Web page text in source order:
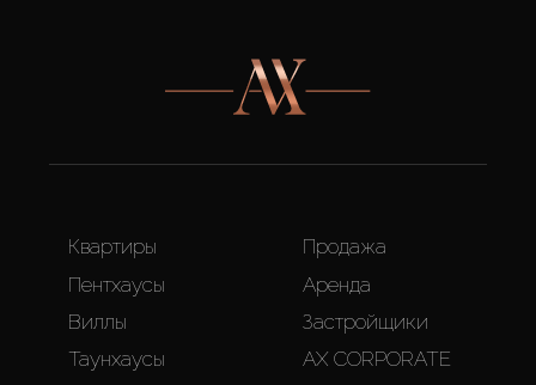
Квартиры
Пентхаусы
Виллы
Таунхаусы
Продажа
Аренда
Застройщики
AX CORPORATE